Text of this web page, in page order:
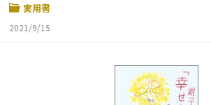
実用書
2021/9/15